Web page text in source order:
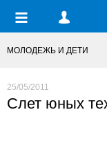
МОЛОДЕЖЬ И ДЕТИ
25/05/2011
Слет юных